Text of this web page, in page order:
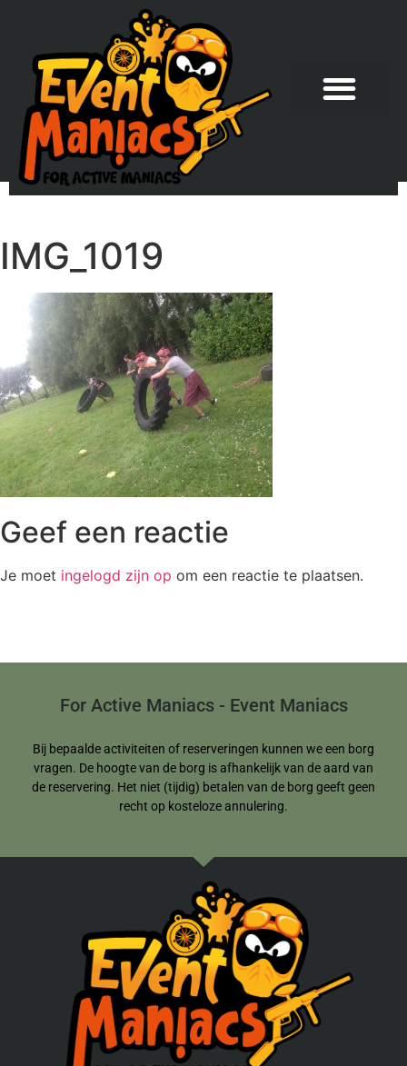
IMG_1019
Geef een reactie
Je moet ingelogd zijn op om een reactie te plaatsen.
For Active Maniacs - Event Maniacs
Bij bepaalde activiteiten of reserveringen kunnen we een borg
vragen. De hoogte van de borg is afhankelijk van de aard van
de reservering. Het niet (tijdig) betalen van de borg geeft geen
recht op kosteloze annulering.